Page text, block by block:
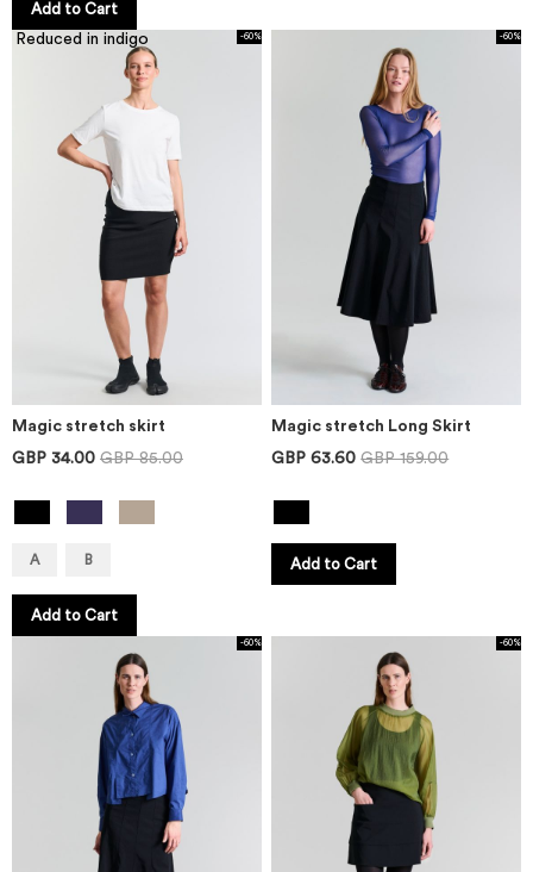
Add to Cart
-60%
Reduced in indigo
Magic stretch skirt
GBP 34.00 GBP 85.00
A B
Add to Cart
-60%
Magic stretch Long Skirt
GBP 63.60 GBP 159.00
Add to Cart
-60% -60%